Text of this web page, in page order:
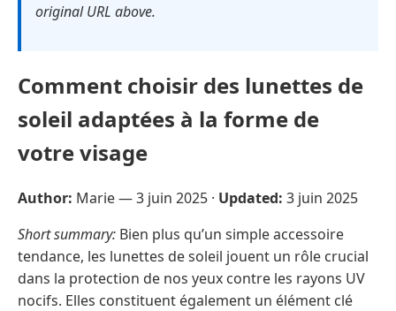
original URL above.
Comment choisir des lunettes de
soleil adaptées à la forme de
votre visage
Author: Marie —3 juin 2025 · Updated: 3 juin 2025
Short summary: Bien plus qu’un simple accessoire
tendance, les lunettes de soleil jouent un rôle crucial
dans la protection de nos yeux contre les rayons UV
nocifs. Elles constituent également un élément clé